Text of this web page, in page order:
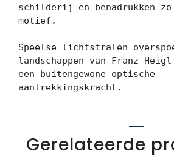
schilderij en benadrukken
motief.
Speelse lichtstralen
landschappen van Franz
een buitengewone optische
aantrekkingskracht.
Gerelateerde